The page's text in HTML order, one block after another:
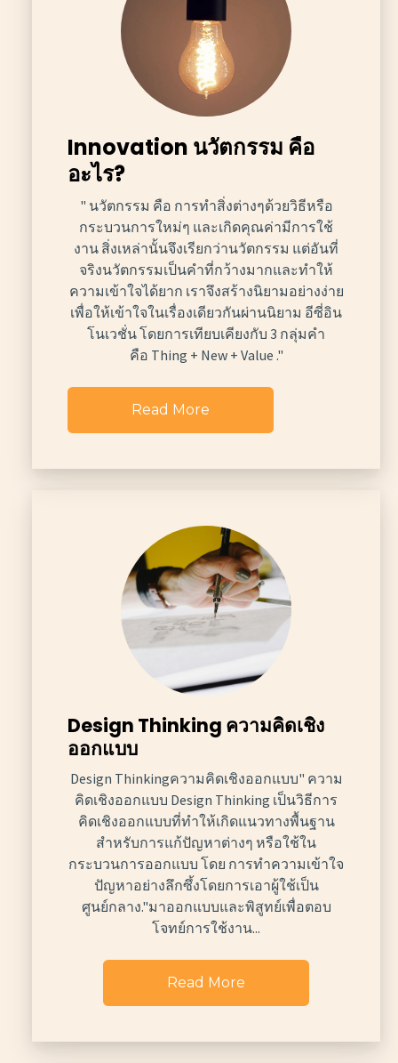
Innovation นวัตกรรม คือ
อะไร?
" นวัตกรรม คือ การทำสิ่งต่างๆด้วยวิธีหรือ
กระบวนการใหม่ๆ และเกิดคุณค่ามีการใช้
งาน สิ่งเหล่านั้นจึงเรียกว่านวัตกรรม แต่อันที่
จริงนวัตกรรมเป็นคำที่กว้างมากและทำให้
ความเข้าใจได้ยาก เราจึงสร้างนิยามอย่างง่าย
เพื่อให้เข้าใจในเรื่องเดียวกันผ่านนิยาม อีซี่อิน
โนเวชั่น โดยการเทียบเคียงกับ 3 กลุ่มคำ
คือ Thing + New + Value ."
Read More
Design Thinking ความคิดเชิง
ออกแบบ
Design Thinkingความคิดเชิงออกแบบ" ความ
คิดเชิงออกแบบ Design Thinking เป็นวิธีการ
คิดเชิงออกแบบที่ทำให้เกิดแนวทางพื้นฐาน
สำหรับการแก้ปัญหาต่างๆ หรือใช้ใน
กระบวนการออกแบบ โดย การทำความเข้าใจ
ปัญหาอย่างลึกซึ้งโดยการเอาผู้ใช้เป็น
ศูนย์กลาง."มาออกแบบและพิสูทย์เพื่อตอบ
โจทย์การใช้งาน...
Read More